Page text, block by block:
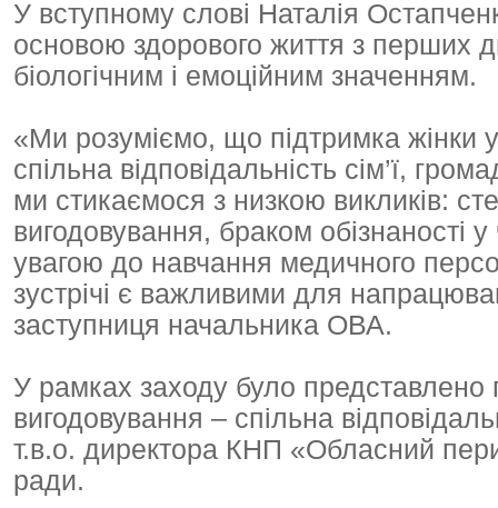
У вступному слові Наталія
основою здорового життя з перших
біологічним і емоційним значенням.
«Ми розуміємо, що підтримка жінки
спільна відповідальність сім’ї,
ми стикаємося з низкою викликів:
вигодовування, браком обізнаності
увагою до навчання медичного
зустрічі є важливими для
заступниця начальника ОВА.
У рамках заходу було представлено
вигодовування – спільна
т.в.о. директора КНП «Обласний
ради.